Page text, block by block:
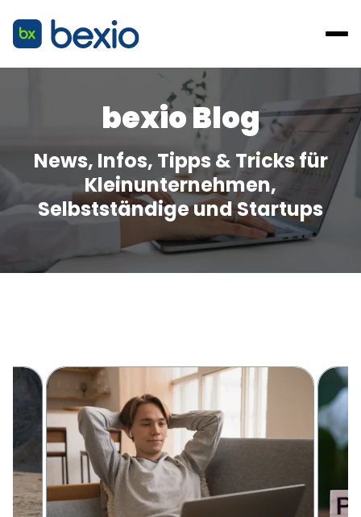
bexio Blog
News, Infos, Tipps & Tricks für
Kleinunternehmen,
Selbstständige und Startups